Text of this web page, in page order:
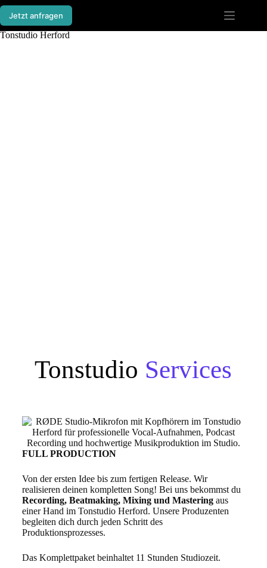
Jetzt anfragen
Tonstudio Herford
Tonstudio Services
FULL PRODUCTION
Von der ersten Idee bis zum fertigen Release. Wir
realisieren deinen kompletten Song! Bei uns bekommst du
Recording, Beatmaking, Mixing und Masteringaus
einer Hand im Tonstudio Herford. Unsere Produzenten
begleiten dich durch jeden Schritt des
Produktionsprozesses.
Das Komplettpaket beinhaltet 11 Stunden Studiozeit.